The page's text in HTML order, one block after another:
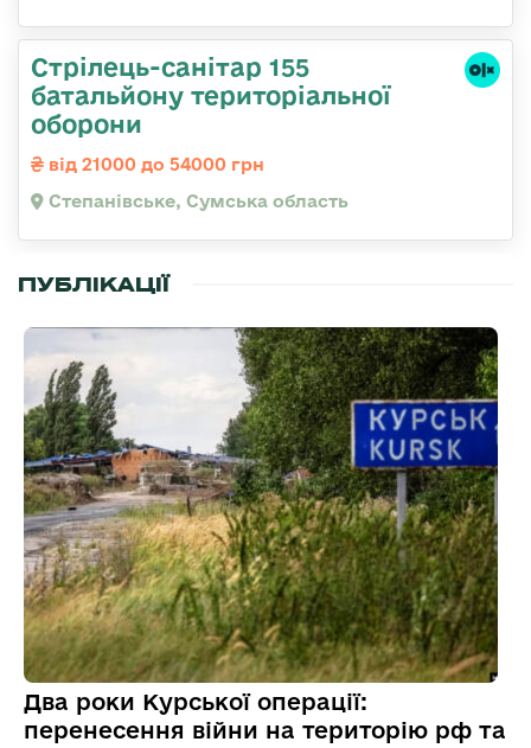
Стрілець-санітар 155
батальйону територіальної
оборони
від 21000 до 54000 грн
Степанівське, Сумська область
ПУБЛІКАЦІЇ
Два роки Курської операції:
перенесення війни на територію рф та